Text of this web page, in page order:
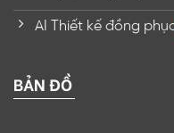
AI Thiết kế đồng
BẢN ĐỒ